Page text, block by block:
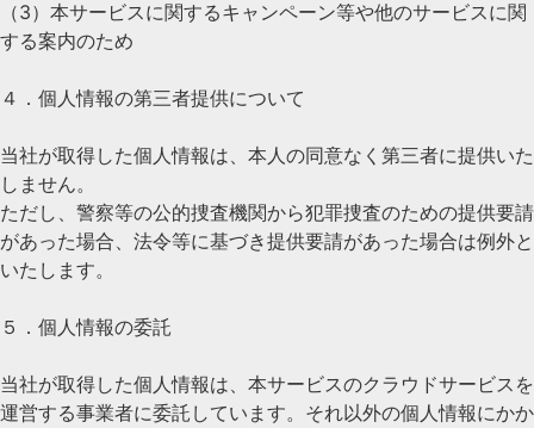
（3）本サービスに関するキャンペーン等や他のサービスに関
する案内のため
４．個人情報の第三者提供について
当社が取得した個人情報は、本人の同意なく第三者に提供いた
しません。
ただし、警察等の公的捜査機関から犯罪捜査のための提供要請
があった場合、法令等に基づき提供要請があった場合は例外と
いたします。
５．個人情報の委託
当社が取得した個人情報は、本サービスのクラウドサービスを
運営する事業者に委託しています。それ以外の個人情報にかか